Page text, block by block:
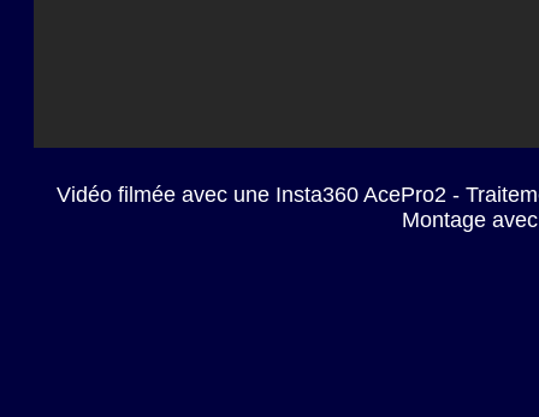
Vidéo filmée avec une Insta360 AcePro2 -
Montage